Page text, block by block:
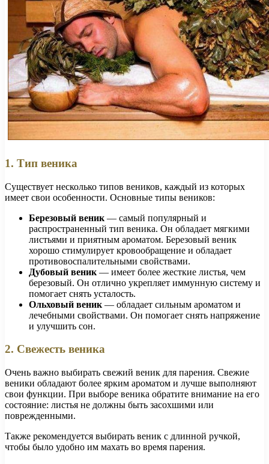
1. Тип веника
Существует несколько типов веников, каждый из которых
имеет свои особенности. Основные типы веников:
Березовый веник — самый популярный и
распространенный тип веника. Он обладает мягкими
листьями и приятным ароматом. Березовый веник
хорошо стимулирует кровообращение и обладает
противовоспалительными свойствами.
Дубовый веник — имеет более жесткие листья, чем
березовый. Он отлично укрепляет иммунную систему и
помогает снять усталость.
Ольховый веник — обладает сильным ароматом и
лечебными свойствами. Он помогает снять напряжение
и улучшить сон.
2. Свежесть веника
Очень важно выбирать свежий веник для парения. Свежие
веники обладают более ярким ароматом и лучше выполняют
свои функции. При выборе веника обратите внимание на его
состояние: листья не должны быть засохшими или
поврежденными.
Также рекомендуется выбирать веник с длинной ручкой,
чтобы было удобно им махать во время парения.